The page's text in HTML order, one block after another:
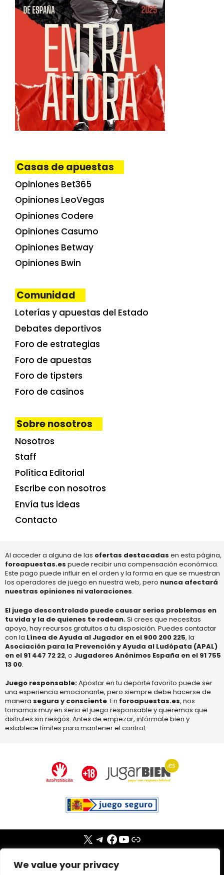
We value your privacy
Casas de apuestas
Opiniones Bet365
Opiniones LeoVegas
Opiniones Codere
Opiniones Casumo
Opiniones Betway
Opiniones Bwin
Comunidad
Loterías y apuestas del Estado
Debates deportivos
Foro de estrategias
Foro de apuestas
Foro de tipsters
Foro de casinos
Sobre nosotros
Nosotros
Staff
Política Editorial
Escribe con nosotros
Envía tus ideas
Contacto
Al acceder a alguna de las ofertas destacadas en esta página,
foroapuestas.es puede recibir una compensación económica.
Este pago puede influir en el orden y la forma en que se muestran
los operadores de juego en nuestra web, pero nunca afectará
nuestras opiniones ni valoraciones.
El juego descontrolado puede causar serios problemas en
tu vida y la de quienes te rodean.Si crees que necesitas
apoyo, hay recursos gratuitos a tu disposición. Puedes contactar
con la Línea de Ayuda al Jugador en el 900 200 225, la
Asociación para la Prevención y Ayuda al Ludópata (APAL)
en el 91 447 72 22, o Jugadores Anónimos España en el 91 755
13 00.
Juego responsable:Apostar en tu deporte favorito puede ser
una experiencia emocionante, pero siempre debe hacerse de
manera segura y consciente. En foroapuestas.es, nos
tomamos muy en serio el juego responsable y queremos que
disfrutes sin riesgos. Antes de empezar, infórmate bien y
establece límites para mantener el control.
X Telegram
Facebook
YouTube
Enlace
Cookies•Aviso legal•Juego seguro